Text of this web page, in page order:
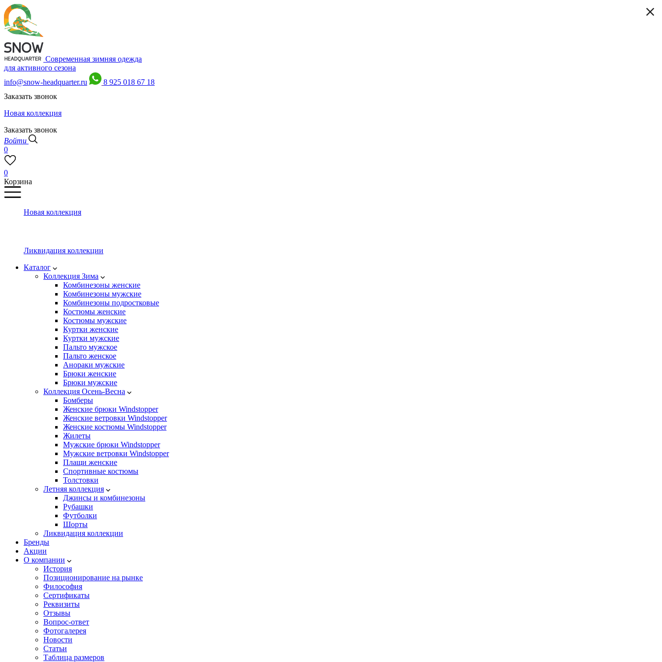
Современная зимняя одежда
для активного сезона
info@snow-headquarter.ru
8 925 018 67 18
Заказать звонок
Новая коллекция
Заказать звонок
Войти
0
0
Корзина
Новая коллекция
Ликвидация коллекции
Каталог
Коллекция Зима
Комбинезоны женские
Комбинезоны мужские
Комбинезоны подростковые
Костюмы женские
Костюмы мужские
Куртки женские
Куртки мужские
Пальто мужское
Пальто женское
Анораки мужские
Брюки женские
Брюки мужские
Коллекция Осень-Весна
Бомберы
Женские брюки Windstopper
Женские ветровки Windstopper
Женские костюмы Windstopper
Жилеты
Мужские брюки Windstopper
Мужские ветровки Windstopper
Плащи женские
Спортивные костюмы
Толстовки
Летняя коллекция
Джинсы и комбинезоны
Рубашки
Футболки
Шорты
Ликвидация коллекции
Бренды
Акции
О компании
История
Позиционирование на рынке
Философия
Сертификаты
Реквизиты
Отзывы
Вопрос-ответ
Фотогалерея
Новости
Статьи
Таблица размеров